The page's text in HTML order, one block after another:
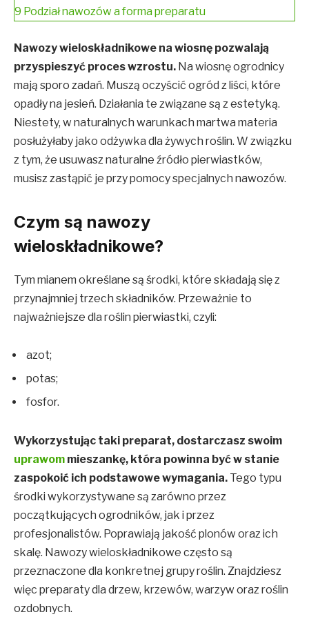
9 Podział nawozów a forma preparatu
Nawozy wieloskładnikowe na wiosnę pozwalają
przyspieszyć proces wzrostu. Na wiosnę ogrodnicy
mają sporo zadań. Muszą oczyścić ogród z liści, które
opadły na jesień. Działania te związane są z estetyką.
Niestety, w naturalnych warunkach martwa materia
posłużyłaby jako odżywka dla żywych roślin. W związku
z tym, że usuwasz naturalne źródło pierwiastków,
musisz zastąpić je przy pomocy specjalnych nawozów.
Czym są nawozy
wieloskładnikowe?
Tym mianem określane są środki, które składają się z
przynajmniej trzech składników. Przeważnie to
najważniejsze dla roślin pierwiastki, czyli:
azot;
potas;
fosfor.
Wykorzystując taki preparat, dostarczasz swoim
uprawom mieszankę, która powinna być w stanie
zaspokoić ich podstawowe wymagania. Tego typu
środki wykorzystywane są zarówno przez
początkujących ogrodników, jak i przez
profesjonalistów. Poprawiają jakość plonów oraz ich
skalę. Nawozy wieloskładnikowe często są
przeznaczone dla konkretnej grupy roślin. Znajdziesz
więc preparaty dla drzew, krzewów, warzyw oraz roślin
ozdobnych.